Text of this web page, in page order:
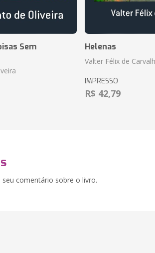
Sem
Helenas
Valter Félix de
IMPRESSO
R$ 42,79
seu comentário sobre o livro.